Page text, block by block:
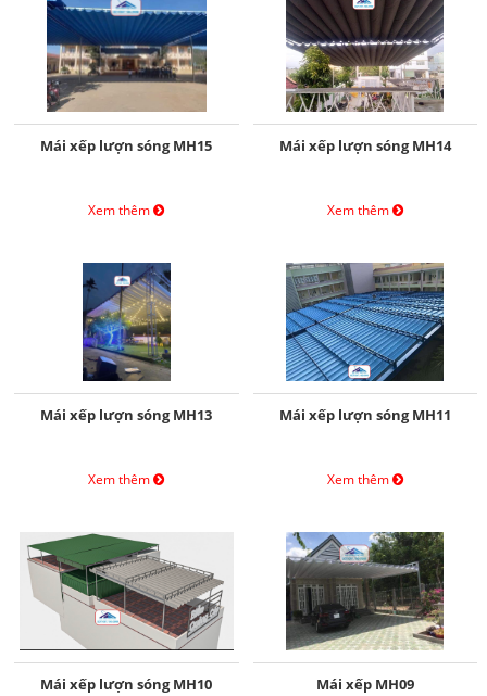
Mái xếp lượn sóng MH15
Xem thêm
Mái xếp lượn sóng MH14
Xem thêm
Mái xếp lượn sóng MH13
Xem thêm
Mái xếp lượn sóng MH11
Xem thêm
Mái xếp lượn sóng MH10 Mái xếp MH09